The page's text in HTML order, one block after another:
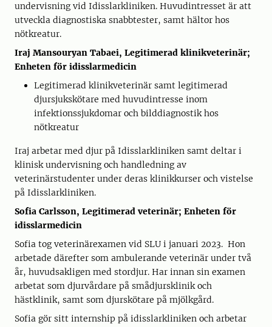
undervisning vid Idisslarkliniken. Huvudintresset är att
utveckla diagnostiska snabbtester, samt hältor hos
nötkreatur.
Iraj Mansouryan Tabaei, Legitimerad klinikveterinär;
Enheten för idisslarmedicin
Legitimerad klinikveterinär samt legitimerad
djursjukskötare med huvudintresse inom
infektionssjukdomar och bilddiagnostik hos
nötkreatur
Iraj arbetar med djur på Idisslarkliniken samt deltar i
klinisk undervisning och handledning av
veterinärstudenter under deras klinikkurser och vistelse
på Idisslarkliniken.
Sofia Carlsson, Legitimerad veterinär; Enheten för
idisslarmedicin
Sofia tog veterinärexamen vid SLU i januari 2023. Hon
arbetade därefter som ambulerande veterinär under två
år, huvudsakligen med stordjur. Har innan sin examen
arbetat som djurvårdare på smådjursklinik och
hästklinik, samt som djurskötare på mjölkgård.
Sofia gör sitt internship på idisslarkliniken och arbetar